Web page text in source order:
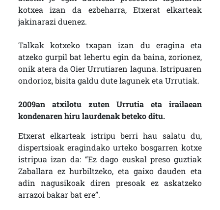
kotxea izan da ezbeharra, Etxerat elkarteak
jakinarazi duenez.
Talkak kotxeko txapan izan du eragina eta
atzeko gurpil bat lehertu egin da baina, zorionez,
onik atera da Oier Urrutiaren laguna. Istripuaren
ondorioz, bisita galdu dute lagunek eta Urrutiak.
2009an atxilotu zuten Urrutia eta irailaean
kondenaren hiru laurdenak beteko ditu.
Etxerat elkarteak istripu berri hau salatu du,
dispertsioak eragindako urteko bosgarren kotxe
istripua izan da: “Ez dago euskal preso guztiak
Zaballara ez hurbiltzeko, eta gaixo dauden eta
adin nagusikoak diren presoak ez askatzeko
arrazoi bakar bat ere”.